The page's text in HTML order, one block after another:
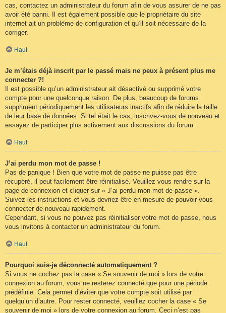
cas, contactez un administrateur du forum afin de vous assurer de ne pas
avoir été banni. Il est également possible que le propriétaire du site
internet ait un problème de configuration et qu’il soit nécessaire de la
corriger.
Haut
Je m’étais déjà inscrit par le passé mais ne peux à présent plus me
connecter ?!
Il est possible qu’un administrateur ait désactivé ou supprimé votre
compte pour une quelconque raison. De plus, beaucoup de forums
suppriment périodiquement les utilisateurs inactifs afin de réduire la taille
de leur base de données. Si tel était le cas, inscrivez-vous de nouveau et
essayez de participer plus activement aux discussions du forum.
Haut
J’ai perdu mon mot de passe !
Pas de panique ! Bien que votre mot de passe ne puisse pas être
récupéré, il peut facilement être réinitialisé. Veuillez vous rendre sur la
page de connexion et cliquer sur « J’ai perdu mon mot de passe ».
Suivez les instructions et vous devriez être en mesure de pouvoir vous
connecter de nouveau rapidement.
Cependant, si vous ne pouvez pas réinitialiser votre mot de passe, nous
vous invitons à contacter un administrateur du forum.
Haut
Pourquoi suis-je déconnecté automatiquement ?
Si vous ne cochez pas la case « Se souvenir de moi » lors de votre
connexion au forum, vous ne resterez connecté que pour une période
prédéfinie. Cela permet d’éviter que votre compte soit utilisé par
quelqu’un d’autre. Pour rester connecté, veuillez cocher la case « Se
souvenir de moi » lors de votre connexion au forum. Ceci n’est pas